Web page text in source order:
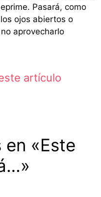
Pasará, como
ojos abiertos o
aprovecharlo
artículo
«Este